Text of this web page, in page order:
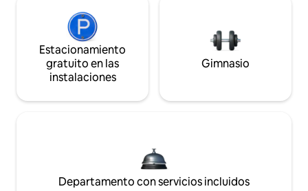
Estacionamiento
gratuito en las
instalaciones
Gimnasio
Departamento con servicios incluidos